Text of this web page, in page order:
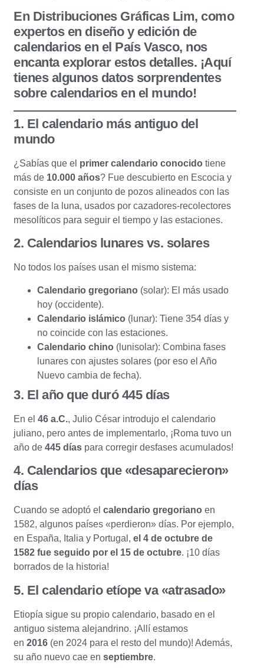
En Distribuciones Gráficas Lim, como
expertos en diseño y edición de
calendarios en el País Vasco, nos
encanta explorar estos detalles. ¡Aquí
tienes algunos datos sorprendentes
sobre calendarios en el mundo!
1. El calendario más antiguo del
mundo
¿Sabías que el primer calendario conocido tiene
más de 10.000 años? Fue descubierto en Escocia y
consiste en un conjunto de pozos alineados con las
fases de la luna, usados por cazadores-recolectores
mesolíticos para seguir el tiempo y las estaciones.
2. Calendarios lunares vs. solares
No todos los países usan el mismo sistema:
Calendario gregoriano (solar): El más usado
hoy (occidente).
Calendario islámico (lunar): Tiene 354 días y
no coincide con las estaciones.
Calendario chino (lunisolar): Combina fases
lunares con ajustes solares (por eso el Año
Nuevo cambia de fecha).
3. El año que duró 445 días
En el46 a.C., Julio César introdujo el calendario
juliano, pero antes de implementarlo, ¡Roma tuvo un
año de445 días para corregir desfases acumulados!
4. Calendarios que «desaparecieron»
días
Cuando se adoptó elcalendario gregoriano en
1582, algunos países «perdieron» días. Por ejemplo,
en España, Italia y Portugal,el 4 de octubre de
1582 fue seguido por el 15 de octubre. ¡10 días
borrados de la historia!
5. El calendario etíope va «atrasado»
Etiopía sigue su propio calendario, basado en el
antiguo sistema alejandrino. ¡Allí estamos
en2016 (en 2024 para el resto del mundo)! Además,
su año nuevo cae enseptiembre.